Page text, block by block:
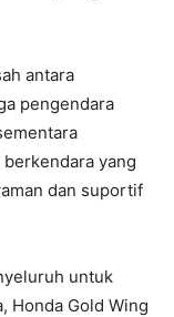
antara
pengendara
yang
dan suportif
untuk
Honda Gold Wing